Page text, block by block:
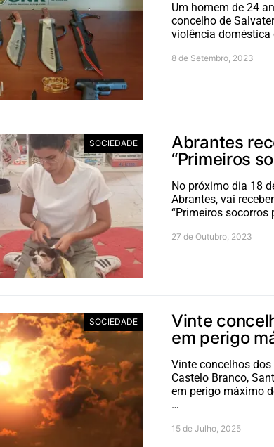
Um homem de 24
concelho de
violência
8 de Setembro, 2023
SOCIEDADE
Abrantes
“Primeiros
No próximo dia 18
Abrantes, vai
“Primeiros socorros
27 de Outubro, 2023
SOCIEDADE
Vinte
em perigo
Vinte concelhos
Castelo Branco,
em perigo máximo
…
15 de Julho, 2025